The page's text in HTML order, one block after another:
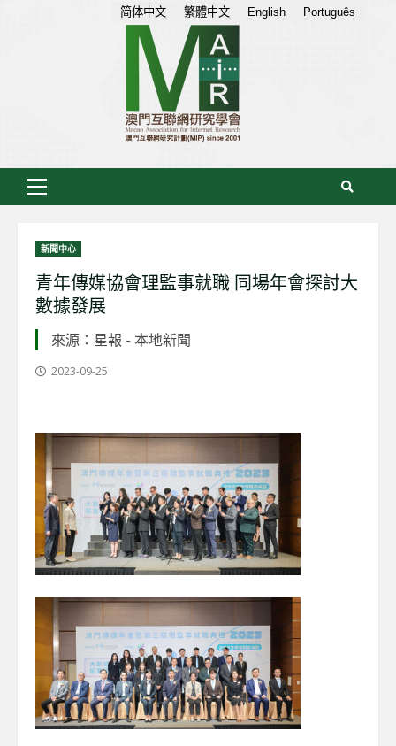
Primary
新聞中心
青年傳媒協會理監事就職 同場年會探討大
數據發展
來源：星報 - 本地新聞
2023-09-25
简体中文 繁體中文 English Português